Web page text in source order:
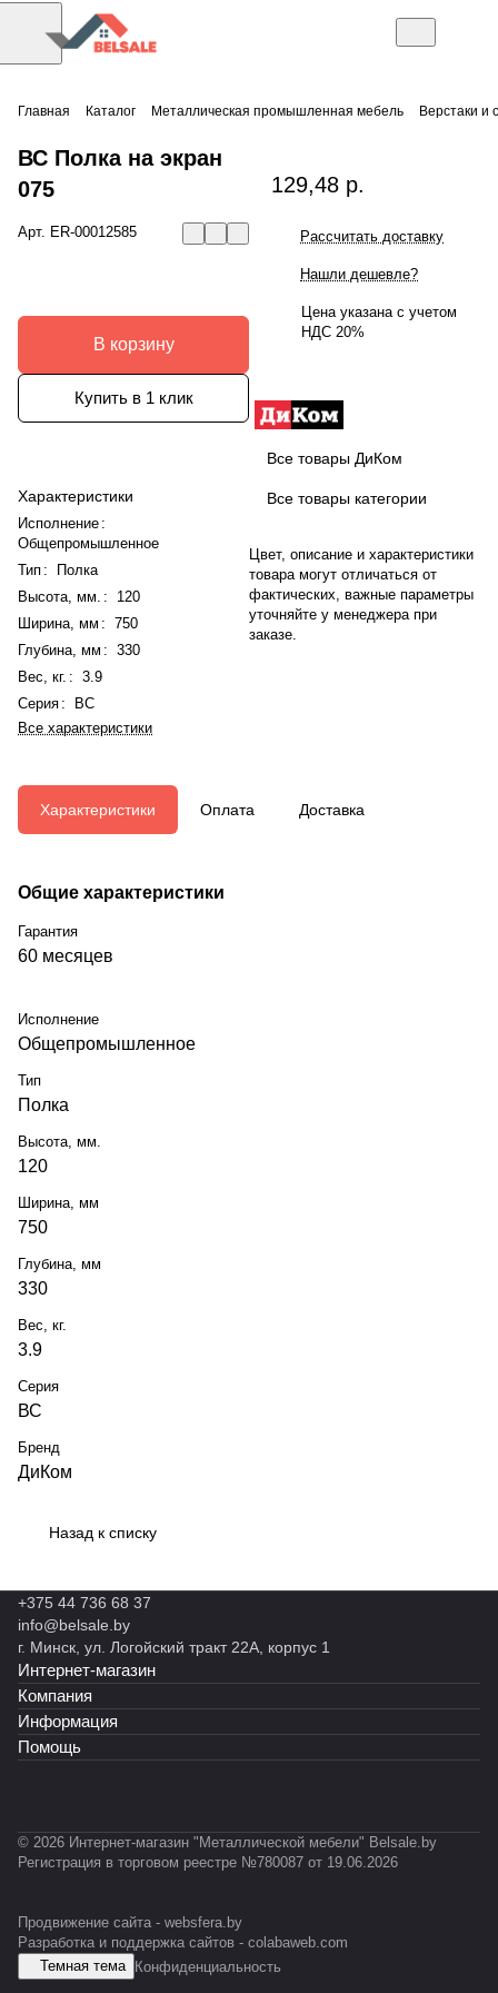
Главная Каталог Металлическая промышленная мебель Верстаки и
ВС Полка на экран
075
Арт. ER-00012585
В корзину
Купить в 1 клик
Характеристики
Исполнение :
Общепромышленное
Тип :
Полка
Высота, мм. :
120
Ширина, мм : 750
Глубина, мм : 330
Вес, кг. : 3.9
Серия :
ВС
Все характеристики
129,48 р.
Рассчитать доставку
Нашли дешевле?
Цена указана с учетом
НДС 20%
Все товары ДиКом
Все товары категории
Цвет, описание и характеристики
товара могут отличаться от
фактических, важные параметры
уточняйте у менеджера при
заказе.
Характеристики Оплата Доставка
Общие характеристики
Гарантия
60 месяцев
Исполнение
Общепромышленное
Тип
Полка
Высота, мм.
120
Ширина, мм
750
Глубина, мм
330
Вес, кг.
3.9
Серия
ВС
Бренд
ДиКом
Назад к списку
+375 44 736 68 37
info@belsale.by
г. Минск, ул. Логойский тракт 22А, корпус 1
Интернет-магазин
Компания
Информация
Помощь
© 2026 Интернет-магазин "Металлической мебели" Belsale.by
Регистрация в торговом реестре №780087 от 19.06.2026
Продвижение сайта - websfera.by
Разработка и поддержка сайтов - colabaweb.com
Темная тема Конфиденциальность